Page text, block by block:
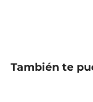
También te